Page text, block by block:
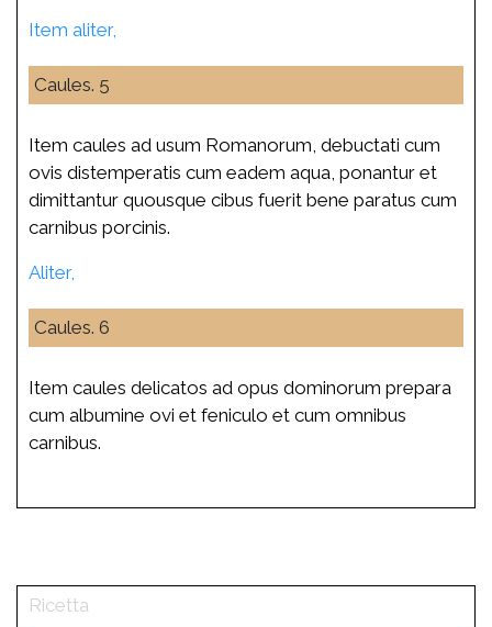
Item aliter,
Caules. 5
Item caules ad usum Romanorum, debuctati cum
ovis distemperatis cum eadem aqua, ponantur et
dimittantur quousque cibus fuerit bene paratus cum
carnibus porcinis.
Aliter,
Caules. 6
Item caules delicatos ad opus dominorum prepara
cum albumine ovi et feniculo et cum omnibus
carnibus.